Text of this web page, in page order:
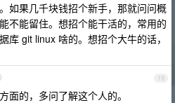
如果几千块钱招个新手，那就问问概
不能留住。想招个能干活的，常用的
库 git linux 啥的。想招个大牛的话，
19
面的，多问了解这个人的。